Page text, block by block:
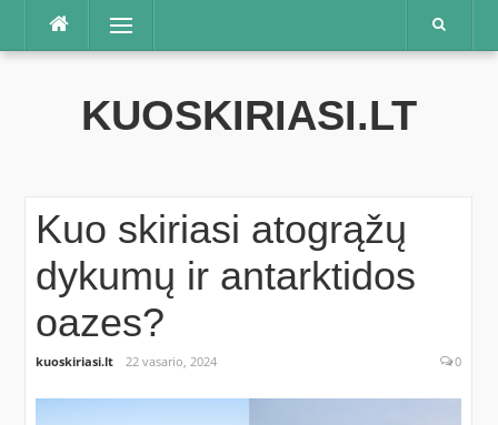
Praleisti
Meniu
KUOSKIRIASI.LT
Kuo skiriasi atogrąžų
dykumų ir antarktidos
oazes?
kuoskiriasi.lt 22 vasario, 2024 0